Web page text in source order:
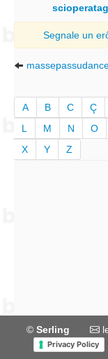
Segnale un
A B C Ç
L
M N O
X
Y Z
© Serling
Privacy Policy